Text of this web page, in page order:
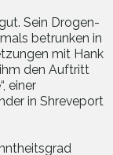
Sein Drogen-
betrunken in
mit Hank
den Auftritt
einer
in Shreveport